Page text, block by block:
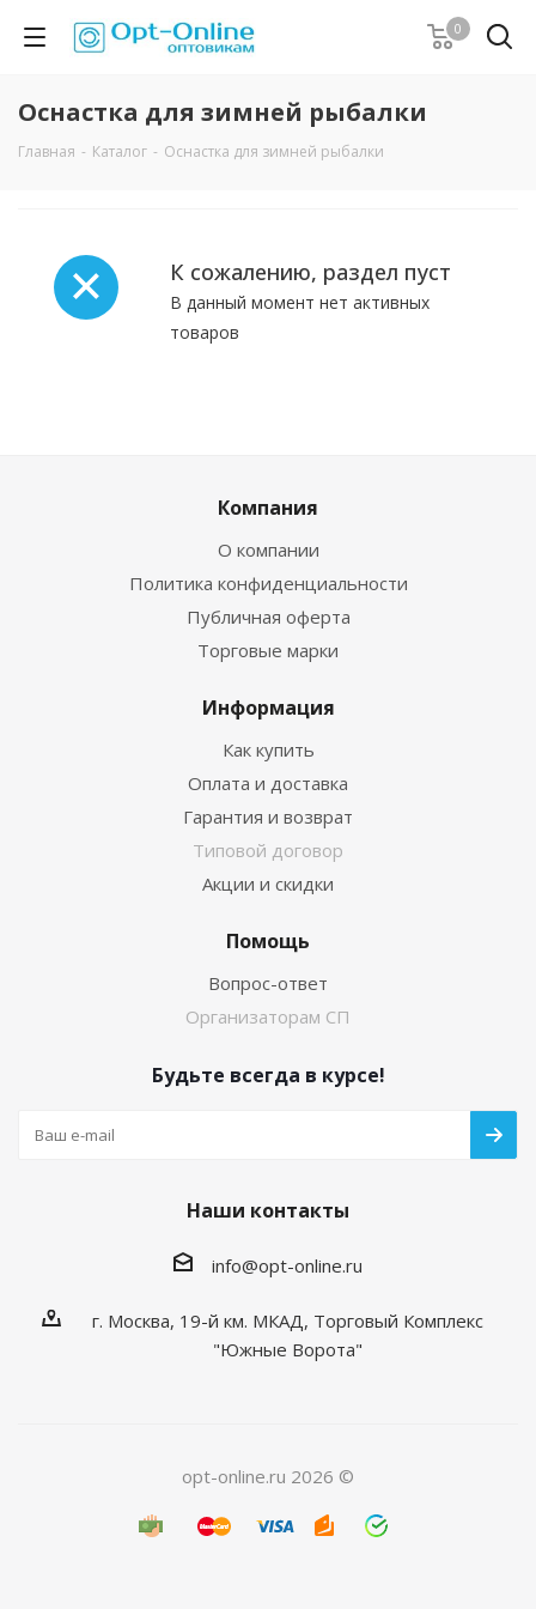
0
Оснастка для зимней рыбалки
Главная - Каталог - Оснастка для зимней рыбалки
К сожалению, раздел пуст
В данный момент нет активных
товаров
Компания
О компании
Политика конфиденциальности
Публичная оферта
Торговые марки
Информация
Как купить
Оплата и доставка
Гарантия и возврат
Типовой договор
Акции и скидки
Помощь
Вопрос-ответ
Организаторам СП
Будьте всегда в курсе!
Наши контакты
info@opt-online.ru
г. Москва, 19-й км. МКАД, Торговый Комплекс
"Южные Ворота"
opt-online.ru 2026 ©